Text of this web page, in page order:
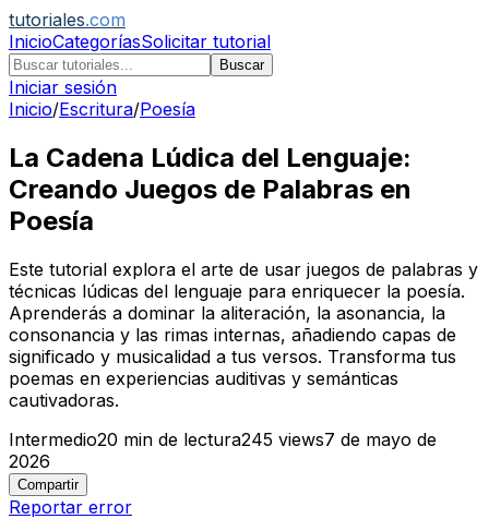
tutoriales.com
InicioCategoríasSolicitar tutorial
Buscar
Iniciar sesión
Inicio/Escritura/Poesía
La Cadena Lúdica del Lenguaje:
Creando Juegos de Palabras en
Poesía
Este tutorial explora el arte de usar juegos de palabras y
técnicas lúdicas del lenguaje para enriquecer la poesía.
Aprenderás a dominar la aliteración, la asonancia, la
consonancia y las rimas internas, añadiendo capas de
significado y musicalidad a tus versos. Transforma tus
poemas en experiencias auditivas y semánticas
cautivadoras.
Intermedio20 min de lectura245 views7 de mayo de
2026
Compartir
Reportar error